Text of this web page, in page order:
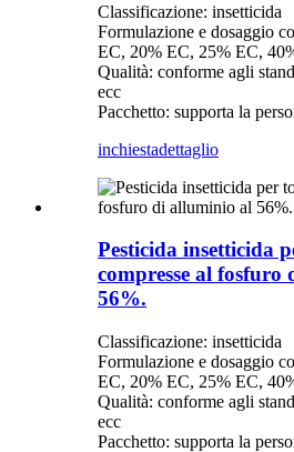
Classificazione: insetticida
Formulazione e dosaggio
EC, 20% EC, 25% EC,
Qualità: conforme agli
ecc
Pacchetto: supporta la
inchiestadettaglio
Pesticida insetticida
compresse al
56%.
Classificazione: insetticida
Formulazione e dosaggio
EC, 20% EC, 25% EC,
Qualità: conforme agli
ecc
Pacchetto: supporta la